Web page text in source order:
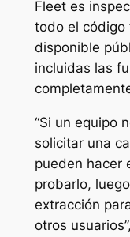
Fleet es
todo el código
disponible
incluidas las
“Si un equipo
solicitar una
pueden hacer
probarlo,
extracción
otros